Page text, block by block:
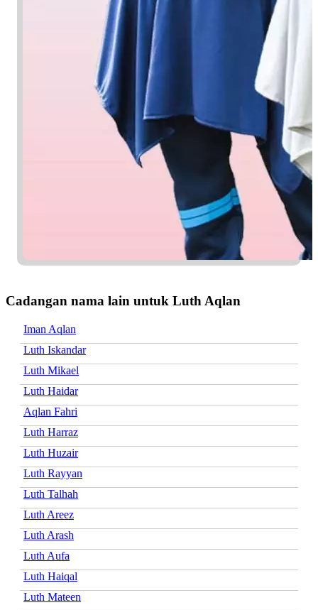
Cadangan nama lain untuk Luth Aqlan
Iman Aqlan
Luth Iskandar
Luth Mikael
Luth Haidar
Aqlan Fahri
Luth Harraz
Luth Huzair
Luth Rayyan
Luth Talhah
Luth Areez
Luth Arash
Luth Aufa
Luth Haiqal
Luth Mateen